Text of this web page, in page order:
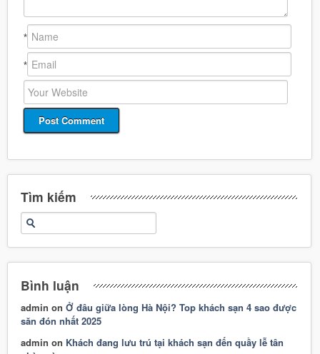
*
*
Tìm kiếm
Bình luận
admin onỞ đâu giữa lòng Hà Nội? Top khách sạn 4 sao được
săn đón nhất 2025
admin on Khách đang lưu trú tại khách sạn đến quầy lễ tân